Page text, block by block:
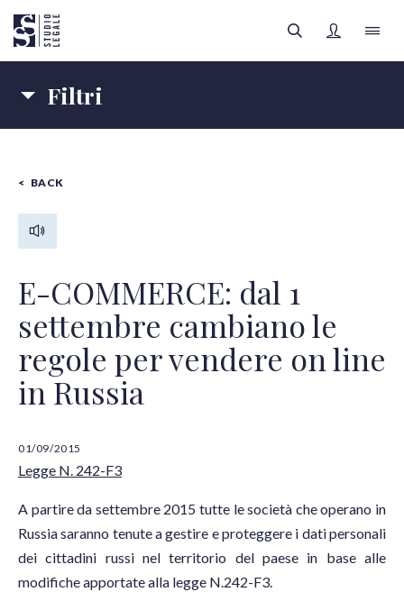
FOCUS SANITÀ
REGISTRATI
Tutti gli autori
Filtri
IMPRESE
SANITÀ
Autori
BACK
E-COMMERCE: dal 1
settembre cambiano le
regole per vendere on line
in Russia
01/09/2015
Legge N. 242-F3
A partire da settembre 2015 tutte le società che operano in
Russia saranno tenute a gestire e proteggere i dati personali
dei cittadini russi nel territorio del paese in base alle
modifiche apportate alla legge N.242-F3.